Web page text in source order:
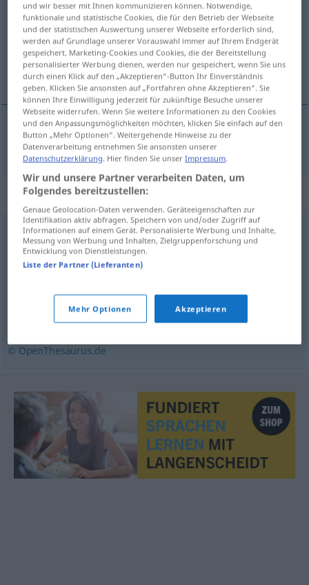
Übersicht aller Übersetzungen
(Für mehr Details die Übersetzung anklicken/antippen)
nemlig
nemlig nämlich
Synonyme für "nämlich"
schließlich,dabei (hauptsatzeinleitend) (ugs.),da
denn
indem,nachdem,wo,also,insofern,weil
(Hauptform)
denn
© OpenThesaurus.de
und wir besser mit Ihnen kommunizieren können. Notwendige,
funktionale und statistische Cookies, die für den Betrieb der Webseite
und der statistischen Auswertung unserer Webseite erforderlich sind,
werden auf Grundlage unserer Vorauswahl immer auf Ihrem Endgerät
gespeichert. Marketing-Cookies und Cookies, die der Bereitstellung
personalisierter Werbung dienen, werden nur gespeichert, wenn Sie uns
durch einen Klick auf den „Akzeptieren“-Button Ihr Einverständnis
geben. Klicken Sie ansonsten auf „Fortfahren ohne Akzeptieren“. Sie
können Ihre Einwilligung jederzeit für zukünftige Besuche unserer
Webseite widerrufen. Wenn Sie weitere Informationen zu den Cookies
und den Anpassungsmöglichkeiten möchten, klicken Sie einfach auf den
Button „Mehr Optionen“. Weitergehende Hinweise zu der
Datenverarbeitung entnehmen Sie ansonsten unserer
Datenschutzerklärung. Hier finden Sie unserImpressum.
Wir und unsere Partner verarbeiten Daten, um
Folgendes bereitzustellen:
Genaue Geolocation-Daten verwenden. Geräteeigenschaften zur
Identifikation aktiv abfragen. Speichern von und/oder Zugriff auf
Informationen auf einem Gerät. Personalisierte Werbung und Inhalte,
Messung von Werbung und Inhalten, Zielgruppenforschung und
Entwicklung von Dienstleistungen.
Liste der Partner (Lieferanten)
Mehr Optionen Akzeptieren